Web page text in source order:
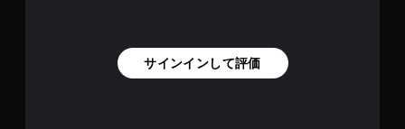
サインインして評価